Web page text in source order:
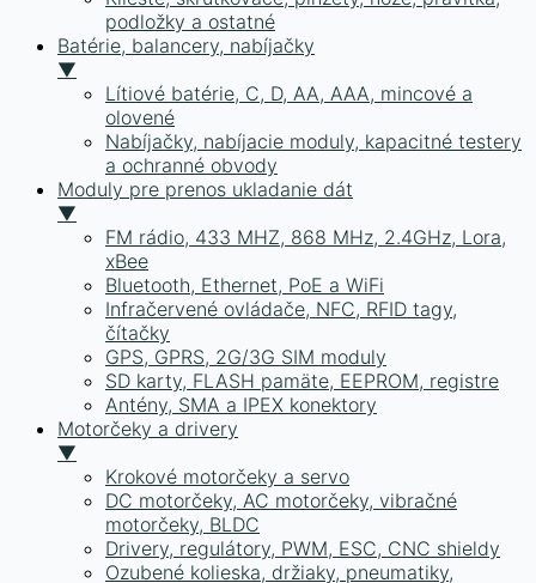
podložky a ostatné
Batérie, balancery, nabíjačky
▼
Lítiové batérie, C, D, AA, AAA, mincové a
olovené
Nabíjačky, nabíjacie moduly, kapacitné testery
a ochranné obvody
Moduly pre prenos ukladanie dát
▼
FM rádio, 433 MHZ, 868 MHz, 2.4GHz, Lora,
xBee
Bluetooth, Ethernet, PoE a WiFi
Infračervené ovládače, NFC, RFID tagy,
čítačky
GPS, GPRS, 2G/3G SIM moduly
SD karty, FLASH pamäte, EEPROM, registre
Antény, SMA a IPEX konektory
Motorčeky a drivery
▼
Krokové motorčeky a servo
DC motorčeky, AC motorčeky, vibračné
motorčeky, BLDC
Drivery, regulátory, PWM, ESC, CNC shieldy
Ozubené kolieska, držiaky, pneumatiky,